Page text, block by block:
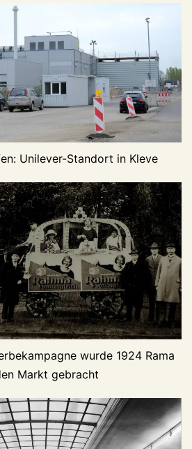
Unilever-Standort in Kleve
wurde 1924 Rama
Markt gebracht